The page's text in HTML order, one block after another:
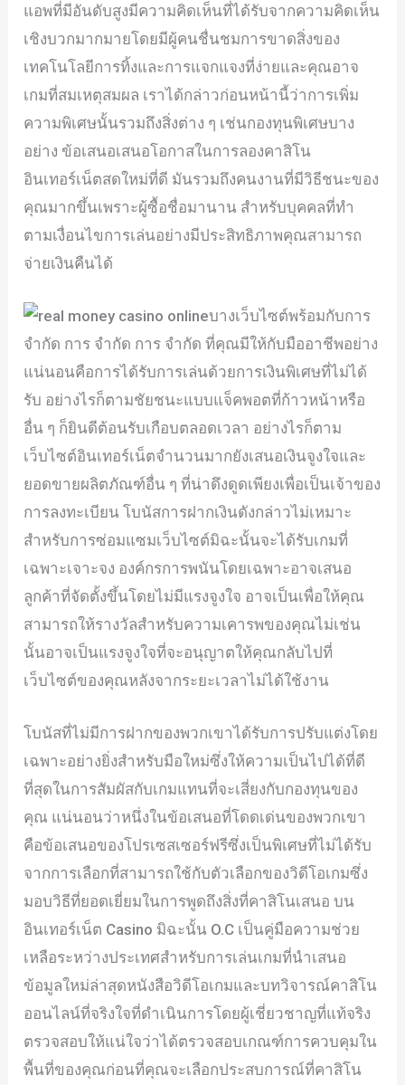
แอพที่มีอันดับสูงมีความคิดเห็นที่ได้รับจากความคิดเห็น
เชิงบวกมากมายโดยมีผู้คนชื่นชมการขาดสิ่งของ
เทคโนโลยีการทิ้งและการแจกแจงที่ง่ายและคุณอาจ
เกมที่สมเหตุสมผล เราได้กล่าวก่อนหน้านี้ว่าการเพิ่ม
ความพิเศษนั้นรวมถึงสิ่งต่าง ๆ เช่นกองทุนพิเศษบาง
อย่าง ข้อเสนอเสนอโอกาสในการลองคาสิโน
อินเทอร์เน็ตสดใหม่ที่ดี มันรวมถึงคนงานที่มีวิธีชนะของ
คุณมากขึ้นเพราะผู้ซื้อชื่อมานาน สำหรับบุคคลที่ทำ
ตามเงื่อนไขการเล่นอย่างมีประสิทธิภาพคุณสามารถ
จ่ายเงินคืนได้
บางเว็บไซต์พร้อมกับการ
จำกัด การ จำกัด การ จำกัด ที่คุณมีให้กับมืออาชีพอย่าง
แน่นอนคือการได้รับการเล่นด้วยการเงินพิเศษที่ไม่ได้
รับ อย่างไรก็ตามชัยชนะแบบแจ็คพอตที่ก้าวหน้าหรือ
อื่น ๆ ก็ยินดีต้อนรับเกือบตลอดเวลา อย่างไรก็ตาม
เว็บไซต์อินเทอร์เน็ตจำนวนมากยังเสนอเงินจูงใจและ
ยอดขายผลิตภัณฑ์อื่น ๆ ที่น่าดึงดูดเพียงเพื่อเป็นเจ้าของ
การลงทะเบียน โบนัสการฝากเงินดังกล่าวไม่เหมาะ
สำหรับการซ่อมแซมเว็บไซต์มิฉะนั้นจะได้รับเกมที่
เฉพาะเจาะจง องค์กรการพนันโดยเฉพาะอาจเสนอ
ลูกค้าที่จัดตั้งขึ้นโดยไม่มีแรงจูงใจ อาจเป็นเพื่อให้คุณ
สามารถให้รางวัลสำหรับความเคารพของคุณไม่เช่น
นั้นอาจเป็นแรงจูงใจที่จะอนุญาตให้คุณกลับไปที่
เว็บไซต์ของคุณหลังจากระยะเวลาไม่ได้ใช้งาน
โบนัสที่ไม่มีการฝากของพวกเขาได้รับการปรับแต่งโดย
เฉพาะอย่างยิ่งสำหรับมือใหม่ซึ่งให้ความเป็นไปได้ที่ดี
ที่สุดในการสัมผัสกับเกมแทนที่จะเสี่ยงกับกองทุนของ
คุณ แน่นอนว่าหนึ่งในข้อเสนอที่โดดเด่นของพวกเขา
คือข้อเสนอของโปรเซสเซอร์ฟรีซึ่งเป็นพิเศษที่ไม่ได้รับ
จากการเลือกที่สามารถใช้กับตัวเลือกของวิดีโอเกมซึ่ง
มอบวิธีที่ยอดเยี่ยมในการพูดถึงสิ่งที่คาสิโนเสนอ บน
อินเทอร์เน็ต Casino มิฉะนั้น O.C เป็นคู่มือความช่วย
เหลือระหว่างประเทศสำหรับการเล่นเกมที่นำเสนอ
ข้อมูลใหม่ล่าสุดหนังสือวิดีโอเกมและบทวิจารณ์คาสิโน
ออนไลน์ที่จริงใจที่ดำเนินการโดยผู้เชี่ยวชาญที่แท้จริง
ตรวจสอบให้แน่ใจว่าได้ตรวจสอบเกณฑ์การควบคุมใน
พื้นที่ของคุณก่อนที่คุณจะเลือกประสบการณ์ที่คาสิโน